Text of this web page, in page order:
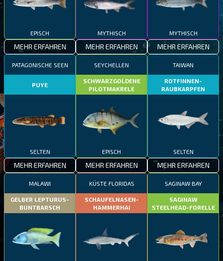
EPISCH
MEHR ERFAHREN
MYTHISCH
MEHR ERFAHREN
MYTHISCH
MEHR ERFAHREN
PATAGONISCHE SEEN
PUYE
SELTEN
MEHR ERFAHREN
SEYCHELLEN
SCHWARZGOLDENE
PILOTMAKRELE
EPISCH
MEHR ERFAHREN
TAIWAN
ROTFINNEN-
RAUBKARPFEN
SELTEN
MEHR ERFAHREN
MALAWI
GELBER LEPTURUS-
BUNTBARSCH
KÜSTE FLORIDAS
SCHAUFELNASEN-
HAMMERHAI
SAGINAW BAY
SAGINAW
STEELHEAD-FORELLE